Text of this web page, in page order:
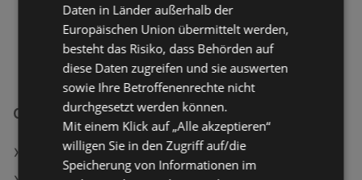
Montag - Freitag
10:00-18:00 Uhr
Samstag
09:00-13:00 Uhr
Gaschler Filialen in:
Gaschler in Villach
Daten in Länder außerhalb der
Europäischen Union übermittelt werden,
besteht das Risiko, dass Behörden auf
diese Daten zugreifen und sie auswerten
sowie Ihre Betroffenenrechte nicht
durchgesetzt werden können.
Mit einem Klick auf „Alle akzeptieren“
willigen Sie in den Zugriff auf/die
Speicherung von Informationen im